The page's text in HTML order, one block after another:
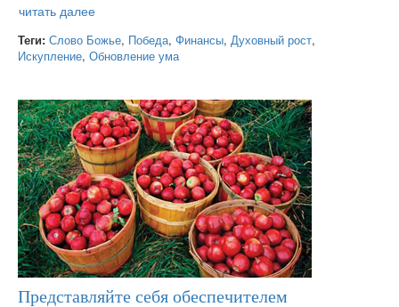
Теги: Слово Божье, Победа, Финансы, Духовный рост,
Искупление, Обновление ума
Представляйте себя обеспечителем